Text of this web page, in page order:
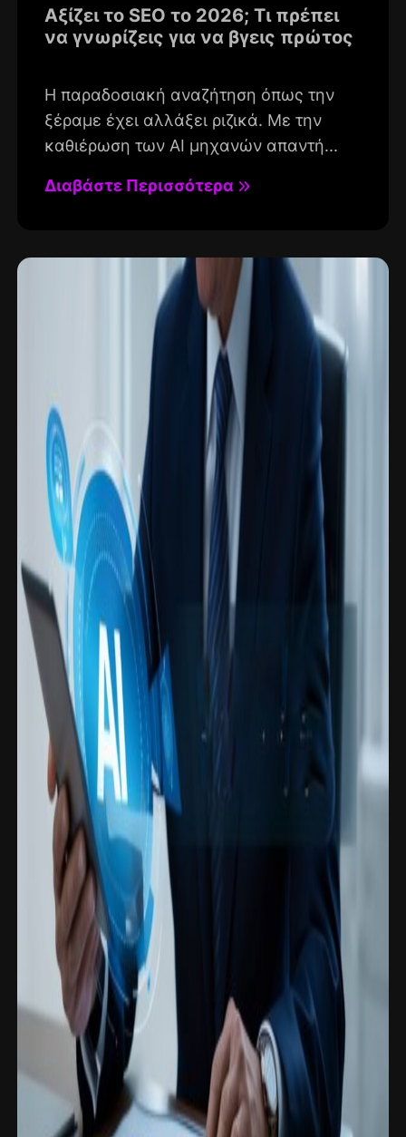
Αξίζει το SEO το 2026; Τι πρέπει
να γνωρίζεις για να βγεις πρώτος
Η παραδοσιακή αναζήτηση όπως την
ξέραμε έχει αλλάξει ριζικά. Με την
καθιέρωση των AI μηχανών απαντή...
Διαβάστε Περισσότερα